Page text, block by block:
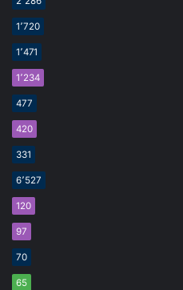
1٬720
1٬471
1٬234
477
420
331
6٬527
120
97
70
65